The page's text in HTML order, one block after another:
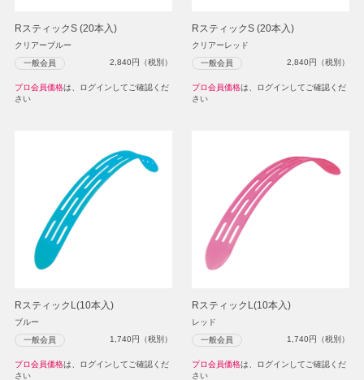
RスティックS (20本入)
クリアーブルー
一般会員 2,840円（税別）
プロ会員価格は、ログインしてご確認くだ
さい
RスティックS (20本入)
クリアーレッド
一般会員 2,840円（税別）
プロ会員価格は、ログインしてご確認くだ
さい
RスティックL(10本入)
ブルー
一般会員 1,740円（税別）
プロ会員価格は、ログインしてご確認くだ
さい
RスティックL(10本入)
レッド
一般会員 1,740円（税別）
プロ会員価格は、ログインしてご確認くだ
さい